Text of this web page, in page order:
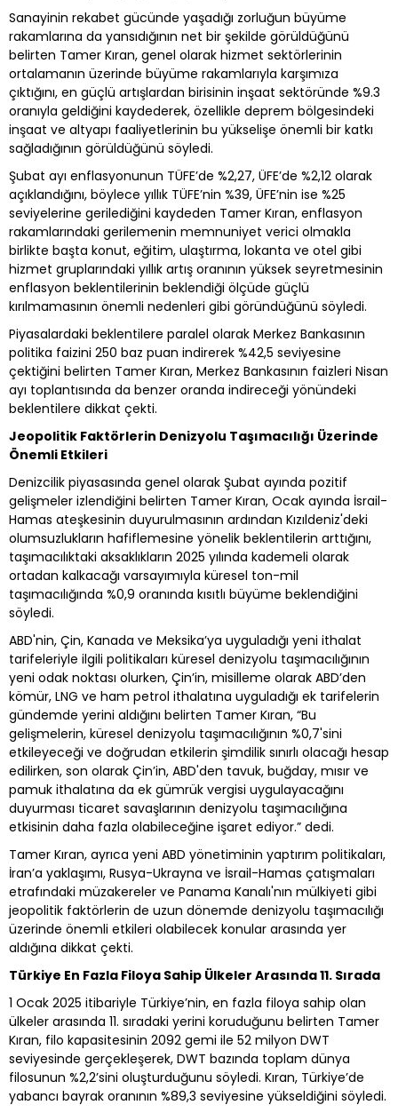
Sanayinin rekabet gücünde yaşadığı zorluğun büyüme
rakamlarına da yansıdığının net bir şekilde görüldüğünü
belirten Tamer Kıran, genel olarak hizmet sektörlerinin
ortalamanın üzerinde büyüme rakamlarıyla karşımıza
çıktığını, en güçlü artışlardan birisinin inşaat sektöründe %9.3
oranıyla geldiğini kaydederek, özellikle deprem bölgesindeki
inşaat ve altyapı faaliyetlerinin bu yükselişe önemli bir katkı
sağladığının görüldüğünü söyledi.
Şubat ayı enflasyonunun TÜFE’de %2,27, ÜFE’de %2,12 olarak
açıklandığını, böylece yıllık TÜFE’nin %39, ÜFE’nin ise %25
seviyelerine gerilediğini kaydeden Tamer Kıran, enflasyon
rakamlarındaki gerilemenin memnuniyet verici olmakla
birlikte başta konut, eğitim, ulaştırma, lokanta ve otel gibi
hizmet gruplarındaki yıllık artış oranının yüksek seyretmesinin
enflasyon beklentilerinin beklendiği ölçüde güçlü
kırılmamasının önemli nedenleri gibi göründüğünü söyledi.
Piyasalardaki beklentilere paralel olarak Merkez Bankasının
politika faizini 250 baz puan indirerek %42,5 seviyesine
çektiğini belirten Tamer Kıran, Merkez Bankasının faizleri Nisan
ayı toplantısında da benzer oranda indireceği yönündeki
beklentilere dikkat çekti.
Jeopolitik Faktörlerin Denizyolu Taşımacılığı Üzerinde
Önemli Etkileri
Denizcilik piyasasında genel olarak Şubat ayında pozitif
gelişmeler izlendiğini belirten Tamer Kıran, Ocak ayında İsrail-
Hamas ateşkesinin duyurulmasının ardından Kızıldeniz'deki
olumsuzlukların hafiflemesine yönelik beklentilerin arttığını,
taşımacılıktaki aksaklıkların 2025 yılında kademeli olarak
ortadan kalkacağı varsayımıyla küresel ton-mil
taşımacılığında %0,9 oranında kısıtlı büyüme beklendiğini
söyledi.
ABD'nin, Çin, Kanada ve Meksika’ya uyguladığı yeni ithalat
tarifeleriyle ilgili politikaları küresel denizyolu taşımacılığının
yeni odak noktası olurken, Çin’in, misilleme olarak ABD’den
kömür, LNG ve ham petrol ithalatına uyguladığı ek tarifelerin
gündemde yerini aldığını belirten Tamer Kıran, “Bu
gelişmelerin, küresel denizyolu taşımacılığının %0,7'sini
etkileyeceği ve doğrudan etkilerin şimdilik sınırlı olacağı hesap
edilirken, son olarak Çin’in, ABD'den tavuk, buğday, mısır ve
pamuk ithalatına da ek gümrük vergisi uygulayacağını
duyurması ticaret savaşlarının denizyolu taşımacılığına
etkisinin daha fazla olabileceğine işaret ediyor.” dedi.
Tamer Kıran, ayrıca yeni ABD yönetiminin yaptırım politikaları,
İran’a yaklaşımı, Rusya-Ukrayna ve İsrail-Hamas çatışmaları
etrafındaki müzakereler ve Panama Kanalı'nın mülkiyeti gibi
jeopolitik faktörlerin de uzun dönemde denizyolu taşımacılığı
üzerinde önemli etkileri olabilecek konular arasında yer
aldığına dikkat çekti.
Türkiye En Fazla Filoya Sahip Ülkeler Arasında 11. Sırada
1 Ocak 2025 itibariyle Türkiye’nin, en fazla filoya sahip olan
ülkeler arasında 11. sıradaki yerini koruduğunu belirten Tamer
Kıran, filo kapasitesinin 2092 gemi ile 52 milyon DWT
seviyesinde gerçekleşerek, DWT bazında toplam dünya
filosunun %2,2’sini oluşturduğunu söyledi. Kıran, Türkiye’de
yabancı bayrak oranının %89,3 seviyesine yükseldiğini söyledi.